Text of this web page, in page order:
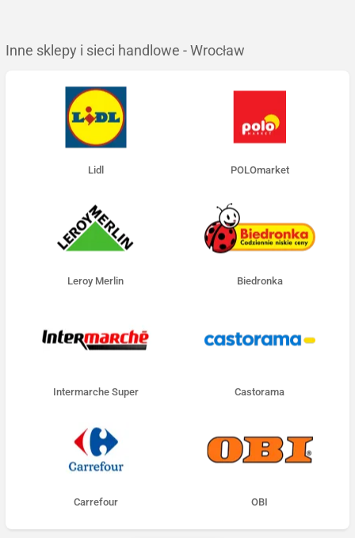
Inne sklepy i sieci handlowe - Wrocław
Lidl POLOmarket
Leroy Merlin Biedronka
Intermarche Super Castorama
Carrefour OBI